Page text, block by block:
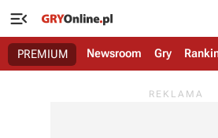

PREMIUM Newsroom Gry